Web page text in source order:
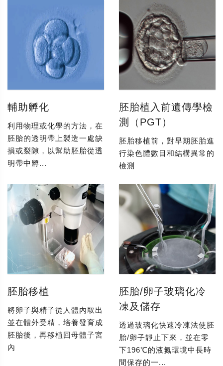
輔助孵化
利用物理或化學的方法，在
胚胎的透明帶上製造一處缺
損或裂隙，以幫助胚胎從透
明帶中孵...
胚胎植入前遺傳學檢
測（PGT）
胚胎移植前，對早期胚胎進
行染色體數目和結構異常的
檢測
胚胎移植
將卵子與精子從人體內取出
並在體外受精，培養發育成
胚胎後，再移植回母體子宮
內
胚胎/卵子玻璃化冷
凍及儲存
透過玻璃化快速冷凍法使胚
胎/卵子靜止下來，並在零
下196℃的液氮環境中長時
間保存的一...